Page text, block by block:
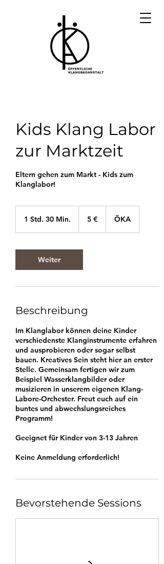
Kids Klang Labor
zur Marktzeit
Eltern gehen zum Markt - Kids zum
Klanglabor!
1 Std. 30 Min.
d
0
i
.
5 € ÖKA
Weiter
Beschreibung
Im Klanglabor können deine Kinder
verschiedenste Klanginstrumente erfahren
und ausprobieren oder sogar selbst
bauen. Kreatives Sein steht hier an erster
Stelle. Gemeinsam fertigen wir zum
Beispiel Wasserklangbilder oder
musizieren in unserem eigenen Klang-
Labore-Orchester. Freut euch auf ein
buntes und abwechslungsreiches
Programm!
Geeignet für Kinder von 3-13 Jahren
Keine Anmeldung erforderlich!
Bevorstehende Sessions